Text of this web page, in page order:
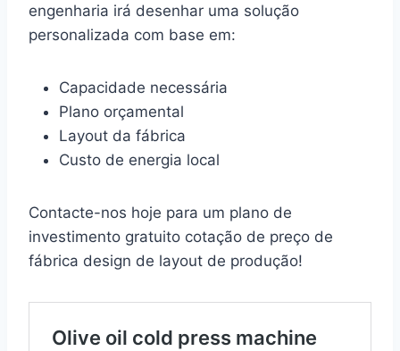
engenharia irá desenhar uma solução
personalizada com base em:
Capacidade necessária
Plano orçamental
Layout da fábrica
Custo de energia local
Contacte-nos hoje para um plano de
investimento gratuito cotação de preço de
fábrica design de layout de produção!